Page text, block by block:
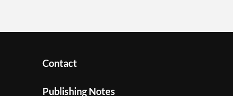
Contact
Publishing Notes